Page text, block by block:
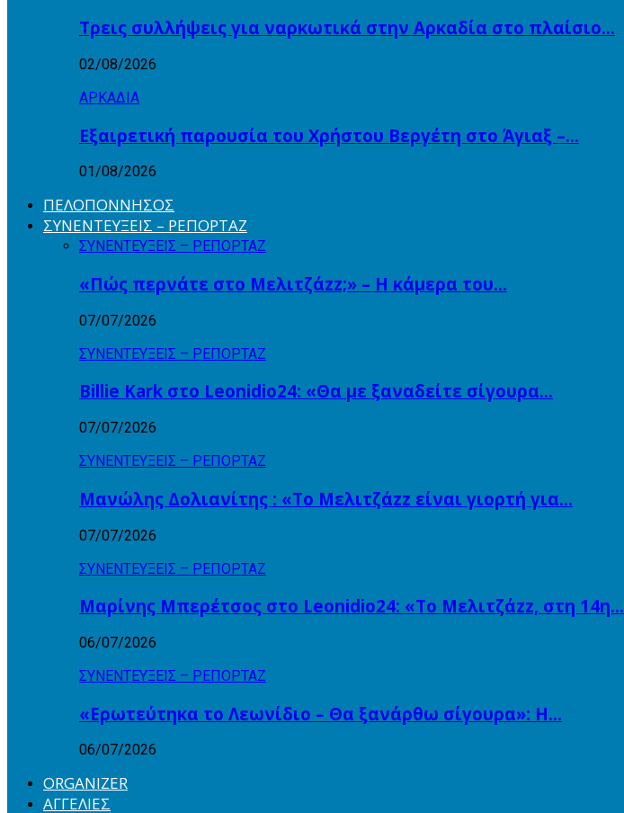
Τρεις συλλήψεις για ναρκωτικά στην Αρκαδία στο πλαίσιο…
02/08/2026
ΑΡΚΑΔΙΑ
Εξαιρετική παρουσία του Χρήστου Βεργέτη στο Άγιαξ –…
01/08/2026
ΠΕΛΟΠΟΝΝΗΣΟΣ
ΣΥΝΕΝΤΕΥΞΕΙΣ – ΡΕΠΟΡΤΑΖ
ΣΥΝΕΝΤΕΥΞΕΙΣ – ΡΕΠΟΡΤΑΖ
«Πώς περνάτε στο Μελιτζάzz;» – Η κάμερα του…
07/07/2026
ΣΥΝΕΝΤΕΥΞΕΙΣ – ΡΕΠΟΡΤΑΖ
Billie Kark στο Leonidio24: «Θα με ξαναδείτε σίγουρα…
07/07/2026
ΣΥΝΕΝΤΕΥΞΕΙΣ – ΡΕΠΟΡΤΑΖ
Μανώλης Δολιανίτης : «Το Μελιτζάzz είναι γιορτή για…
07/07/2026
ΣΥΝΕΝΤΕΥΞΕΙΣ – ΡΕΠΟΡΤΑΖ
Μαρίνης Μπερέτσος στο Leonidio24: «Το Μελιτζάzz, στη 14η…
06/07/2026
ΣΥΝΕΝΤΕΥΞΕΙΣ – ΡΕΠΟΡΤΑΖ
«Ερωτεύτηκα το Λεωνίδιο – Θα ξανάρθω σίγουρα»: Η…
06/07/2026
ORGANIZER
ΑΓΓΕΛΙΕΣ